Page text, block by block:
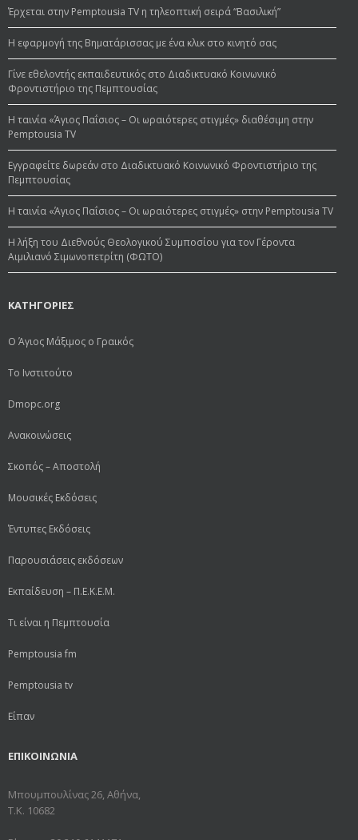
Έρχεται στην Pemptousia TV η τηλεοπτική σειρά “Βασιλική”
Η εφαρμογή της Βηματάρισσας με ένα κλικ στο κινητό σας
Γίνε εθελοντής εκπαιδευτικός στο Διαδικτυακό Κοινωνικό
Φροντιστήριο της Πεμπτουσίας
Η ταινία «Άγιος Παΐσιος – Οι ωραιότερες στιγμές» διαθέσιμη στην
Pemptousia TV
Εγγραφείτε δωρεάν στο Διαδικτυακό Κοινωνικό Φροντιστήριο της
Πεμπτουσίας
Η ταινία «Άγιος Παΐσιος – Οι ωραιότερες στιγμές» στην Pemptousia TV
Η λήξη του Διεθνούς Θεολογικού Συμποσίου για τον Γέροντα
Αιμιλιανό Σιμωνοπετρίτη (ΦΩΤΟ)
ΚΑΤΗΓΟΡΙΕΣ
Ο Άγιος Μάξιμος ο Γραικός
Το Ινστιτούτο
Dmopc.org
Ανακοινώσεις
Σκοπός – Αποστολή
Μουσικές Εκδόσεις
Έντυπες Εκδόσεις
Παρουσιάσεις εκδόσεων
Εκπαίδευση – Π.Ε.Κ.Ε.Μ.
Τι είναι η Πεμπτουσία
Pemptousia fm
Pemptousia tv
Είπαν
ΕΠΙΚΟΙΝΩΝΙΑ
Μπουμπουλίνας 26, Αθήνα,
Τ.Κ. 10682